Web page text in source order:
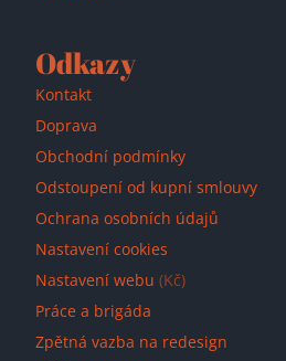
Přidáno do
Odkazy
Kontakt
Doprava
Obchodní podmínky
Odstoupení od kupní smlouvy
Ochrana osobních údajů
Nastavení cookies
Nastavení webu (Kč)
Práce a brigáda
Zpětná vazba na redesign